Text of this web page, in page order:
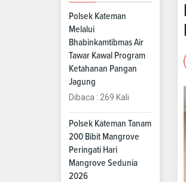
Polsek Kateman
Melalui
Bhabinkamtibmas Air
Tawar Kawal Program
Ketahanan Pangan
Jagung
Dibaca : 269 Kali
Polsek Kateman Tanam
200 Bibit Mangrove
Peringati Hari
Mangrove Sedunia
2026